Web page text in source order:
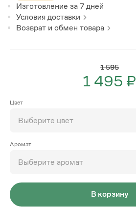
Изготовление за7 дней
Условия доставки
Возврат и обмен товара
1 595
1 495 ₽
Цвет
Выберите цвет
Аромат
Выберите аромат
В корзину